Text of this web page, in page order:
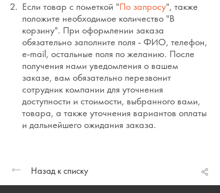
Если товар с пометкой "По запросу", также
положите необходимое количество "В
корзину". При оформлении заказа
обязательно заполните поля - ФИО, телефон,
e-mail, остальные поля по желанию. После
получения нами уведомления о вашем
заказе, вам обязательно перезвонит
сотрудник компании для уточнения
доступности и стоимости, выбранного вами,
товара, а также уточнения вариантов оплаты
и дальнейшего ожидания заказа.
Назад к списку